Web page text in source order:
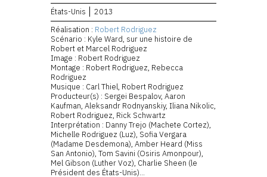
États-Unis
2013
Réalisation : Robert Rodriguez
Scénario : Kyle Ward, sur une histoire de
Robert et Marcel Rodriguez
Image : Robert Rodriguez
Montage : Robert Rodriguez, Rebecca
Rodriguez
Musique : Carl Thiel, Robert Rodriguez
Producteur(s) : Sergei Bespalov, Aaron
Kaufman, Aleksandr Rodnyanskiy, Iliana Nikolic,
Robert Rodriguez, Rick Schwartz
Interprétation : Danny Trejo (Machete Cortez),
Michelle Rodriguez (Luz), Sofia Vergara
(Madame Desdemona), Amber Heard (Miss
San Antonio), Tom Savini (Osiris Amonpour),
Mel Gibson (Luther Voz), Charlie Sheen (le
Président des États-Unis)...